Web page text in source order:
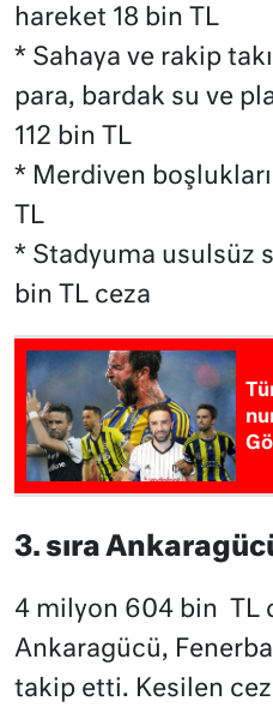
hareket 18 bin TL
* Sahaya ve rakip
para, bardak su ve
112 bin TL
* Merdiven
TL
* Stadyuma usulsüz
bin TL ceza
3. sıra
4 milyon 604 bin TL
Ankaragücü,
takip etti. Kesilen